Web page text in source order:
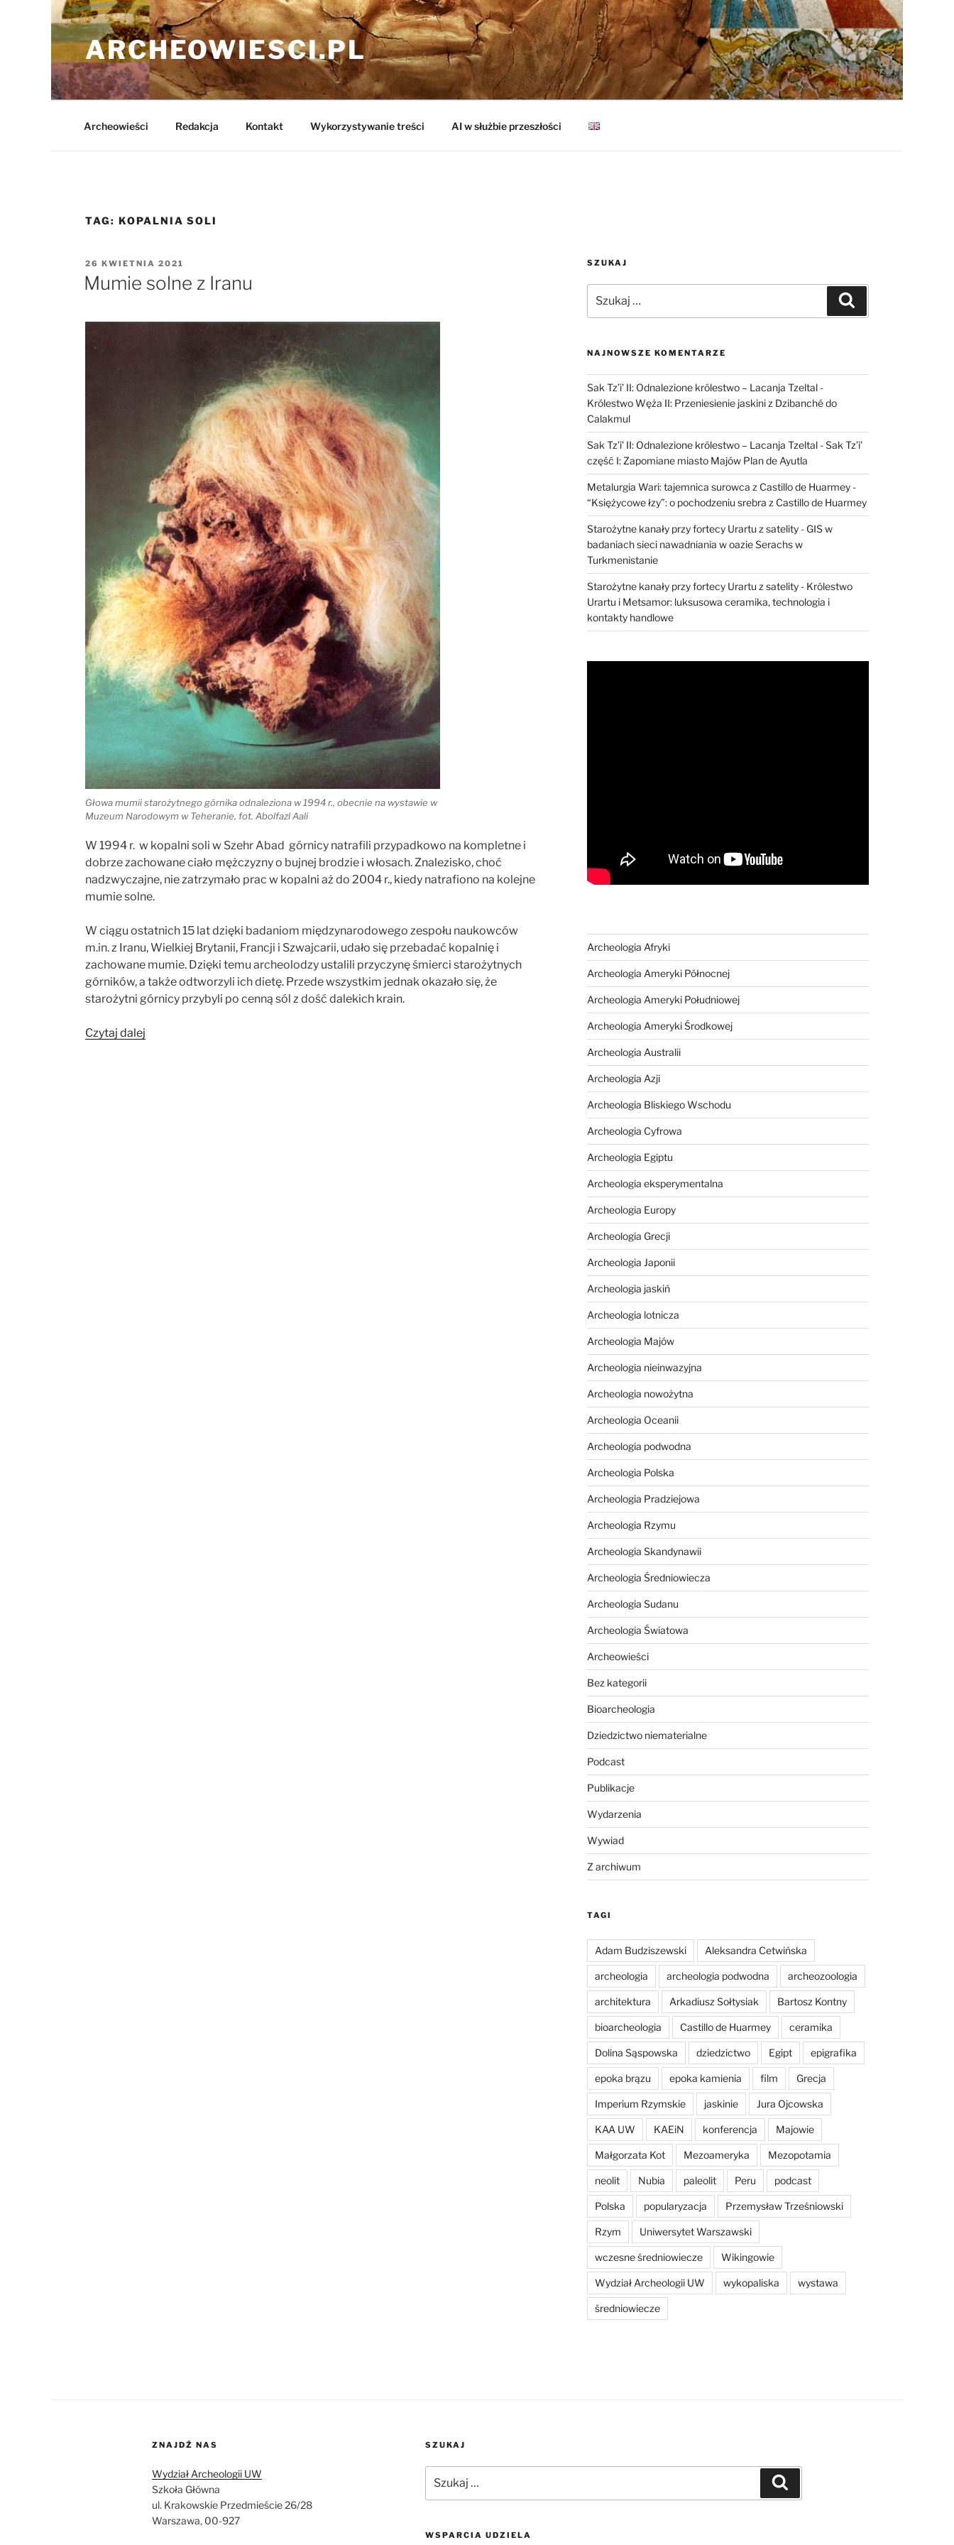
Przejdź
do
treści ARCHEOWIESCI.PL
Archeowieści Redakcja Kontakt Wykorzystywanie treści AI w służbie przeszłości
TAG: KOPALNIA SOLI
OPUBLIKOWANE
W
26 KWIETNIA 2021
Mumie solne z Iranu
Głowa mumii starożytnego górnika odnaleziona w 1994 r., obecnie na wystawie w
Muzeum Narodowym w Teheranie, fot. Abolfazl Aali
W 1994 r. w kopalni soli w Szehr Abad górnicy natrafili przypadkowo na kompletne i
dobrze zachowane ciało mężczyzny o bujnej brodzie i włosach. Znalezisko, choć
nadzwyczajne, nie zatrzymało prac w kopalni aż do 2004 r., kiedy natrafiono na kolejne
mumie solne.
W ciągu ostatnich 15 lat dzięki badaniom międzynarodowego zespołu naukowców
m.in. z Iranu, Wielkiej Brytanii, Francji i Szwajcarii, udało się przebadać kopalnię i
zachowane mumie. Dzięki temu archeolodzy ustalili przyczynę śmierci starożytnych
górników, a także odtworzyli ich dietę. Przede wszystkim jednak okazało się, że
starożytni górnicy przybyli po cenną sól z dość dalekich krain.
Czytaj dalej
SZUKAJ
NAJNOWSZE KOMENTARZE
Sak Tz’i’ II: Odnalezione królestwo – Lacanja Tzeltal-
Królestwo Węża II: Przeniesienie jaskini z Dzibanché do
Calakmul
Sak Tz’i’ II: Odnalezione królestwo – Lacanja Tzeltal-Sak Tz’i’
część I: Zapomiane miasto Majów Plan de Ayutla
Metalurgia Wari: tajemnica surowca z Castillo de Huarmey-
“Księżycowe łzy”: o pochodzeniu srebra z Castillo de Huarmey
Starożytne kanały przy fortecy Urartu z satelity- GIS w
badaniach sieci nawadniania w oazie Serachs w
Turkmenistanie
Starożytne kanały przy fortecy Urartu z satelity- Królestwo
Urartu i Metsamor: luksusowa ceramika, technologia i
kontakty handlowe
Archeologia Afryki
Archeologia Ameryki Północnej
Archeologia Ameryki Południowej
Archeologia Ameryki Środkowej
Archeologia Australii
Archeologia Azji
Archeologia Bliskiego Wschodu
Archeologia Cyfrowa
Archeologia Egiptu
Archeologia eksperymentalna
Archeologia Europy
Archeologia Grecji
Archeologia Japonii
Archeologia jaskiń
Archeologia lotnicza
Archeologia Majów
Archeologia nieinwazyjna
Archeologia nowożytna
Archeologia Oceanii
Archeologia podwodna
Archeologia Polska
Archeologia Pradziejowa
Archeologia Rzymu
Archeologia Skandynawii
Archeologia Średniowiecza
Archeologia Sudanu
Archeologia Światowa
Archeowieści
Bez kategorii
Bioarcheologia
Dziedzictwo niematerialne
Podcast
Publikacje
Wydarzenia
Wywiad
Z archiwum
TAGI
Adam Budziszewski Aleksandra Cetwińska
archeologia archeologia podwodna archeozoologia
architektura Arkadiusz Sołtysiak Bartosz Kontny
bioarcheologia Castillo de Huarmey ceramika
Dolina Sąspowska dziedzictwo Egipt epigrafika
epoka brązu epoka kamienia film Grecja
Imperium Rzymskie jaskinie Jura Ojcowska
KAA UW KAEiN konferencja Majowie
Małgorzata Kot Mezoameryka Mezopotamia
neolit Nubia paleolit Peru podcast
Polska popularyzacja Przemysław Trześniowski
Rzym Uniwersytet Warszawski
wczesne średniowiecze Wikingowie
Wydział Archeologii UW wykopaliska wystawa
średniowiecze
ZNAJDŹ NAS
Wydział Archeologii UW
Szkoła Główna
ul. Krakowskie Przedmieście 26/28
Warszawa, 00-927
SZUKAJ
WSPARCIA UDZIELA